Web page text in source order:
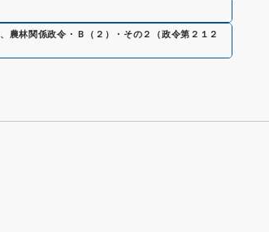
、 農林関係政令・Ｂ（２）・その２（政令第２１２